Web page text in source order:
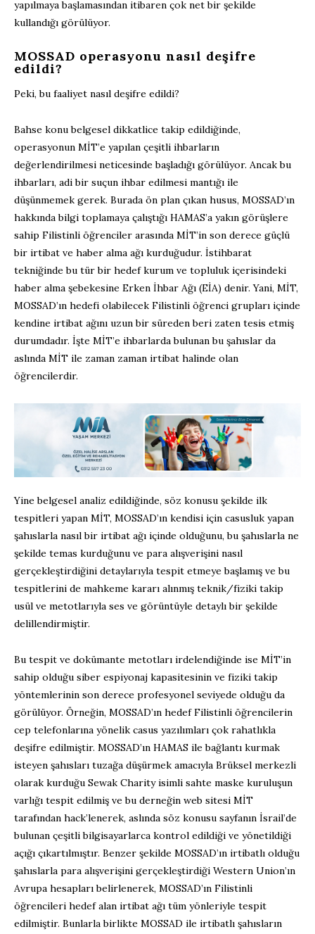
yapılmaya başlamasından itibaren çok net bir şekilde
kullandığı görülüyor.
MOSSAD operasyonu nasıl deşifre
edildi?
Peki, bu faaliyet nasıl deşifre edildi?
Bahse konu belgesel dikkatlice takip edildiğinde,
operasyonun MİT’e yapılan çeşitli ihbarların
değerlendirilmesi neticesinde başladığı görülüyor. Ancak bu
ihbarları, adi bir suçun ihbar edilmesi mantığı ile
düşünmemek gerek. Burada ön plan çıkan husus, MOSSAD’ın
hakkında bilgi toplamaya çalıştığı HAMAS’a yakın görüşlere
sahip Filistinli öğrenciler arasında MİT’in son derece güçlü
bir irtibat ve haber alma ağı kurduğudur. İstihbarat
tekniğinde bu tür bir hedef kurum ve topluluk içerisindeki
haber alma şebekesine Erken İhbar Ağı (EİA) denir. Yani, MİT,
MOSSAD’ın hedefi olabilecek Filistinli öğrenci grupları içinde
kendine irtibat ağını uzun bir süreden beri zaten tesis etmiş
durumdadır. İşte MİT’e ihbarlarda bulunan bu şahıslar da
aslında MİT ile zaman zaman irtibat halinde olan
öğrencilerdir.
Yine belgesel analiz edildiğinde, söz konusu şekilde ilk
tespitleri yapan MİT, MOSSAD’ın kendisi için casusluk yapan
şahıslarla nasıl bir irtibat ağı içinde olduğunu, bu şahıslarla ne
şekilde temas kurduğunu ve para alışverişini nasıl
gerçekleştirdiğini detaylarıyla tespit etmeye başlamış ve bu
tespitlerini de mahkeme kararı alınmış teknik/fiziki takip
usül ve metotlarıyla ses ve görüntüyle detaylı bir şekilde
delillendirmiştir.
Bu tespit ve dokümante metotları irdelendiğinde ise MİT’in
sahip olduğu siber espiyonaj kapasitesinin ve fiziki takip
yöntemlerinin son derece profesyonel seviyede olduğu da
görülüyor. Örneğin, MOSSAD’ın hedef Filistinli öğrencilerin
cep telefonlarına yönelik casus yazılımları çok rahatlıkla
deşifre edilmiştir. MOSSAD’ın HAMAS ile bağlantı kurmak
isteyen şahısları tuzağa düşürmek amacıyla Brüksel merkezli
olarak kurduğu Sewak Charity isimli sahte maske kuruluşun
varlığı tespit edilmiş ve bu derneğin web sitesi MİT
tarafından hack’lenerek, aslında söz konusu sayfanın İsrail’de
bulunan çeşitli bilgisayarlarca kontrol edildiği ve yönetildiği
açığı çıkartılmıştır. Benzer şekilde MOSSAD’ın irtibatlı olduğu
şahıslarla para alışverişini gerçekleştirdiği Western Union’ın
Avrupa hesapları belirlenerek, MOSSAD’ın Filistinli
öğrencileri hedef alan irtibat ağı tüm yönleriyle tespit
edilmiştir. Bunlarla birlikte MOSSAD ile irtibatlı şahısların